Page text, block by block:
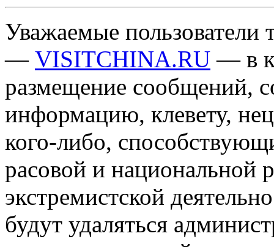
Уважаемые пользователи
— VISITCHINA.RU — в
размещение сообщений,
информацию, клевету,
кого-либо,
расовой и национальной
экстремистской
будут удаляться